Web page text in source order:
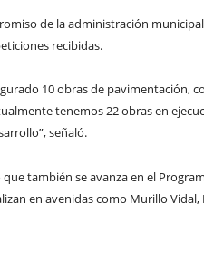
de la administración
recibidas.
10 obras de pavimentación,
tenemos 22 obras en
señaló.
también se avanza en el
en avenidas como Murillo